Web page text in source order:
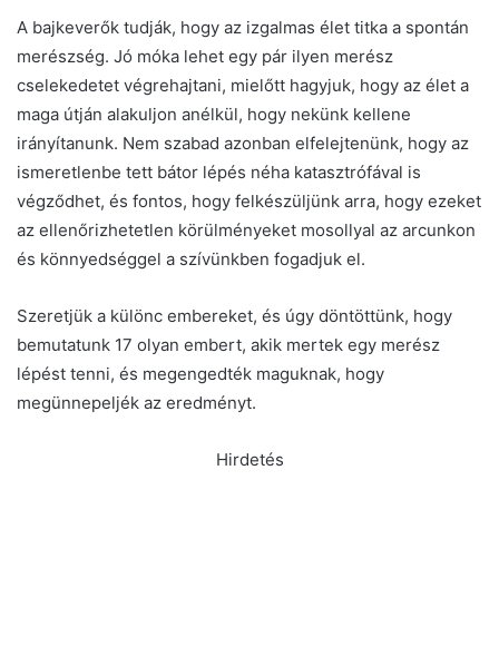
A bajkeverők tudják, hogy az izgalmas élet titka a spontán
merészség. Jó móka lehet egy pár ilyen merész
cselekedetet végrehajtani, mielőtt hagyjuk, hogy az élet a
maga útján alakuljon anélkül, hogy nekünk kellene
irányítanunk. Nem szabad azonban elfelejtenünk, hogy az
ismeretlenbe tett bátor lépés néha katasztrófával is
végződhet, és fontos, hogy felkészüljünk arra, hogy ezeket
az ellenőrizhetetlen körülményeket mosollyal az arcunkon
és könnyedséggel a szívünkben fogadjuk el.
Szeretjük a különc embereket, és úgy döntöttünk, hogy
bemutatunk 17 olyan embert, akik mertek egy merész
lépést tenni, és megengedték maguknak, hogy
megünnepeljék az eredményt.
Hirdetés